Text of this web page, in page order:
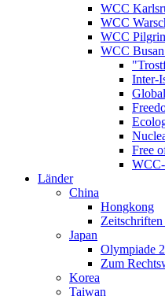
WCC
WCC
WCC
WCC
Inter-
Free
Länder
China
Hongkong
Japan
Olympiade
Zum
Korea
Taiwan